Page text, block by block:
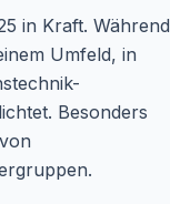
in Kraft. Während
Umfeld, in
Besonders